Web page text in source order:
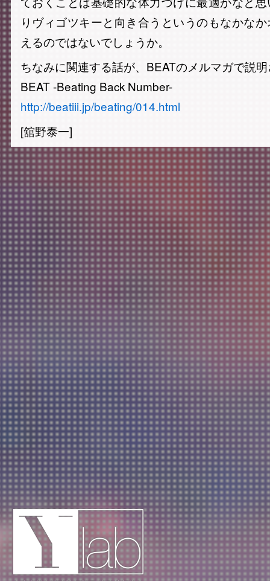
りヴィゴツキーと向き合うというのもなかな
えるのではないでしょうか。
ちなみに関連する話が、BEATのメルマガで説
BEAT -Beating Back Number-
http://beatiii.jp/beating/014.html
[舘野泰一]